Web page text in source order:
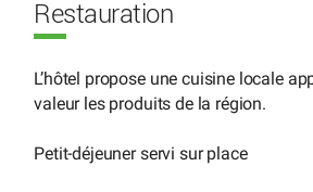
Restauration
L’hôtel propose une cuisine locale
valeur les produits de la région.
Petit-déjeuner servi sur place